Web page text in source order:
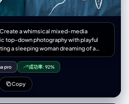
top-down photography with playful
a sleeping woman dreaming of a
Art / Surreal Dreamscape",
High Fidelity, Creative
pro 成功率: 92%
Copy